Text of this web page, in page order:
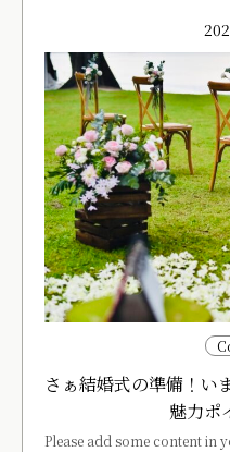
さぁ結婚式の準備！い
魅力ポ
Please add some content in